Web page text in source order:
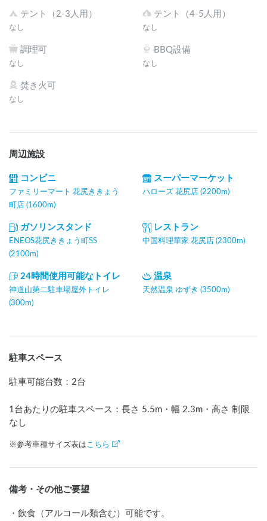
テント（2-3人用）
なし
テント（4-5人用）
なし
調理可
なし
BBQ設備
なし
焚き火可
なし
周辺施設
コンビニ
ファミリーマート 花尻ききょう
町店 (1600m)
スーパーマーケット
ハローズ 花尻店 (2200m)
ガソリンスタンド
ENEOS花尻ききょう町SS
(2100m)
レストラン
中国料理華家 花尻店 (2300m)
24時間使用可能なトイレ
神道山第二駐車場屋外トイレ
(300m)
温泉
天然温泉 ゆずき (3500m)
駐車スペース
駐車可能台数 ： 2台
1台あたりの駐車スペース：長さ 5.5m ・幅 2.3m ・高さ 制限
なし
※参考車種サイズ表は こちら
備考・その他ご要望
・飲食（アルコール類含む）可能です。